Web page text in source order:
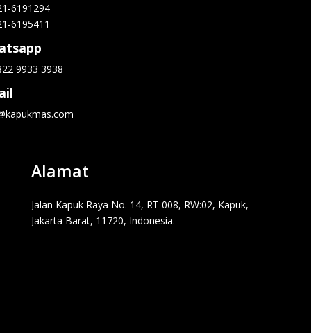
6191294
6195411
9933 3938
Alamat
Jalan Kapuk Raya No. 14, RT 008, RW:02, Kapuk,
Jakarta Barat, 11720, Indonesia.